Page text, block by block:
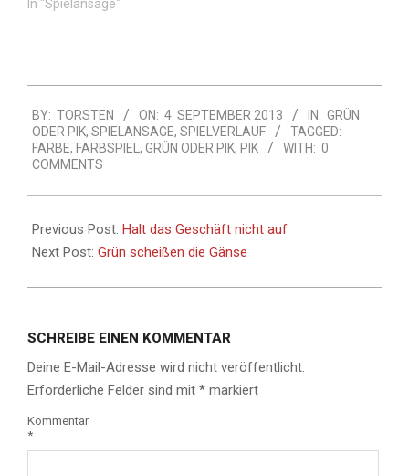
In "Spielansage"
09-
04
BY: TORSTEN ON: 4. SEPTEMBER 2013 IN: GRÜN
ODER PIK, SPIELANSAGE, SPIELVERLAUF
TAGGED:
FARBE, FARBSPIEL, GRÜN ODER PIK, PIK WITH: 0
COMMENTS
Previous Post: Halt das Geschäft nicht auf
Next Post: Grün scheißen die Gänse
SCHREIBE EINEN KOMMENTAR
Deine E-Mail-Adresse wird nicht veröffentlicht.
Erforderliche Felder sind mit * markiert
Kommentar
*